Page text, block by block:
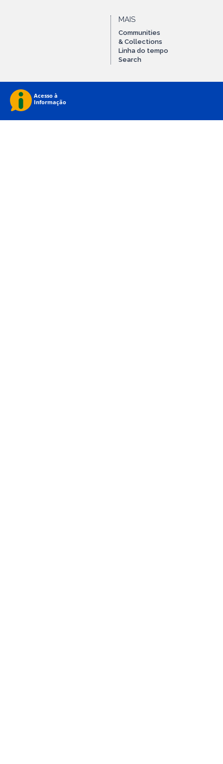
MAIS
Communities
& Collections
Linha do tempo
Search